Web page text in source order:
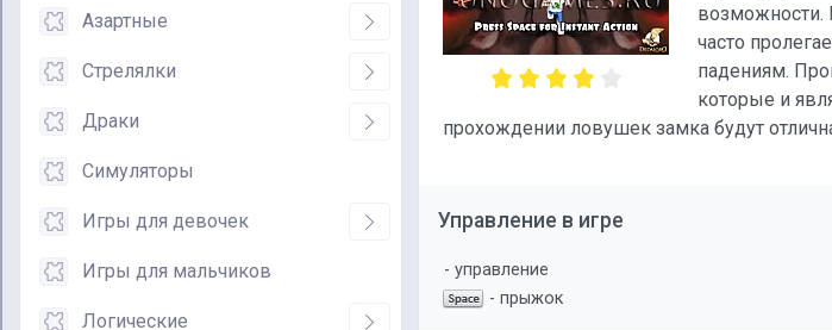
Азартные
Стрелялки
Драки
Симуляторы
Игры для девочек
Игры для мальчиков
Логические
возможности.
часто
падениям.
которые и
прохождении ловушек замка будут
Управление в игре
- управление
- прыжок